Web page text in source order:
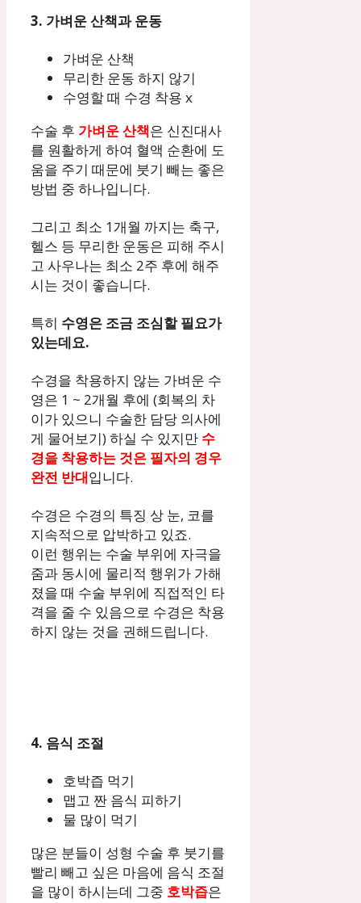
3. 가벼운 산책과 운동
가벼운 산책
무리한 운동 하지 않기
수영할 때 수경 착용 x
수술 후 가벼운 산책은 신진대사
를 원활하게 하여 혈액 순환에 도
움을 주기 때문에 붓기 빼는 좋은
방법 중 하나입니다.
그리고 최소 1개월 까지는 축구,
헬스 등 무리한 운동은 피해 주시
고 사우나는 최소 2주 후에 해주
시는 것이 좋습니다.
특히 수영은 조금 조심할 필요가
있는데요.
수경을 착용하지 않는 가벼운 수
영은 1 ~ 2개월 후에 (회복의 차
이가 있으니 수술한 담당 의사에
게 물어보기) 하실 수 있지만 수
경을 착용하는 것은 필자의 경우
완전 반대입니다.
수경은 수경의 특징 상 눈, 코를
지속적으로 압박하고 있죠.
이런 행위는 수술 부위에 자극을
줌과 동시에 물리적 행위가 가해
졌을 때 수술 부위에 직접적인 타
격을 줄 수 있음으로 수경은 착용
하지 않는 것을 권해드립니다.
4. 음식 조절
호박즙 먹기
맵고 짠 음식 피하기
물 많이 먹기
많은 분들이 성형 수술 후 붓기를
빨리 빼고 싶은 마음에 음식 조절
을 많이 하시는데 그중 호박즙은